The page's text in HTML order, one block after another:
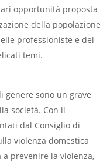
opportunità proposta
della popolazione
professioniste e dei
temi.
genere sono un grave
società. Con il
dal Consiglio di
violenza domestica
a prevenire la violenza,